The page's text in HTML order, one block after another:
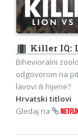
theaters Killer IQ:
Bihevioralni
odgovorom na
lavovi ili hijene?
Hrvatski titlovi
Gledaj na